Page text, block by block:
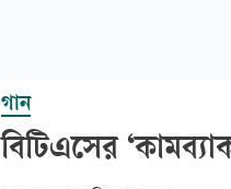
গান
বিটিএসের